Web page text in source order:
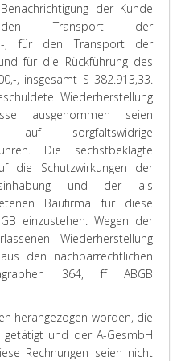
der Kunde
Transport der
, für den Transport der
für die Rückführung des
, insgesamt S 382.913,33.
Wiederherstellung
ausgenommen seien
auf sorgfaltswidrige
Die sechstbeklagte
die Schutzwirkungen der
und der als
Baufirma für diese
einzustehen. Wegen der
Wiederherstellung
den nachbarrechtlichen
364, ff ABGB
herangezogen worden, die
und der A-GesmbH
Rechnungen seien nicht